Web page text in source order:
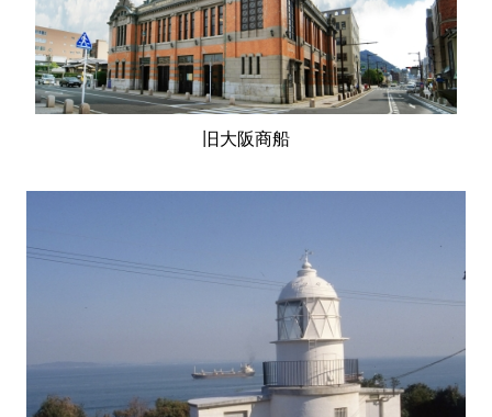
旧大阪商船